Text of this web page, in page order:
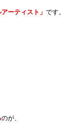
ーティスト」 です。
のが、